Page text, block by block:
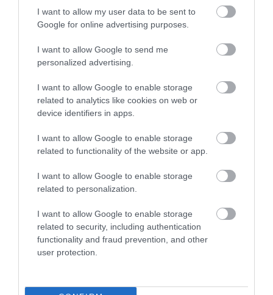
I want to allow my user data to be sent to
Google for online advertising purposes.
I want to allow Google to send me
personalized advertising.
I want to allow Google to enable storage
related to analytics like cookies on web or
device identifiers in apps.
I want to allow Google to enable storage
related to functionality of the website or app.
I want to allow Google to enable storage
related to personalization.
I want to allow Google to enable storage
related to security, including authentication
functionality and fraud prevention, and other
user protection.
BOOKING BUDAPEST BUDAPEST AIRPORT EMIRATES
KORONAVÍRUS LÉGIKÖZLEKEDÉS
MAGYARORSZÁG MAGYARUL MISKOLC
OLASZORSZÁG PROGRAMAJÁNLÓ REPÜLŐ REPÜLŐJÁRAT
REPÜLŐTÉR RYANAIR STATISZTIKA STRAND SZAKMAI CIKKEK
SZPONZOR SZÁLLODA TERMÁL TURIZMUS UTAZÁS
ÚJRANYITÁS